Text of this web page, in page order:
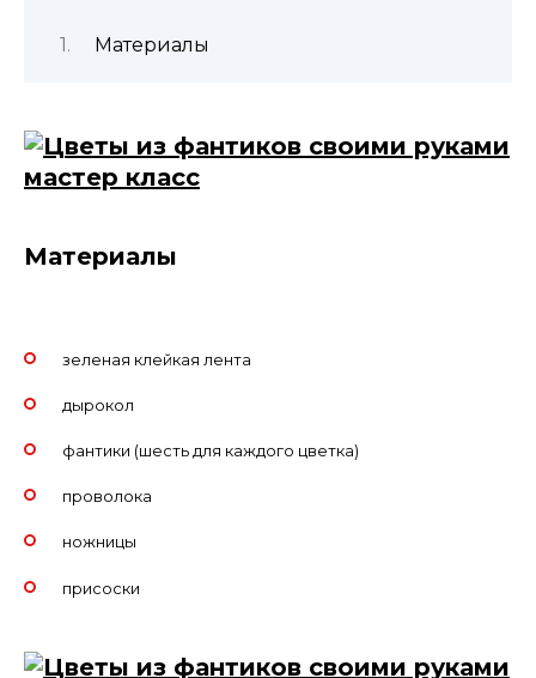
Материалы
Материалы
зеленая клейкая лента
дырокол
фантики (шесть для каждого цветка)
проволока
ножницы
присоски